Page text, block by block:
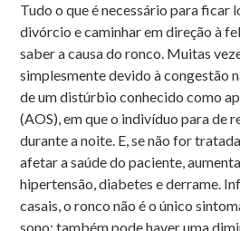
Tudo o que é necessário para ficar
divórcio e caminhar em direção à
saber a causa do ronco. Muitas
simplesmente devido à congestão
de um distúrbio conhecido como
(AOS), em que o indivíduo para de
durante a noite. E, se não for
afetar a saúde do paciente,
hipertensão, diabetes e derrame.
casais, o ronco não é o único
sono; também pode haver uma